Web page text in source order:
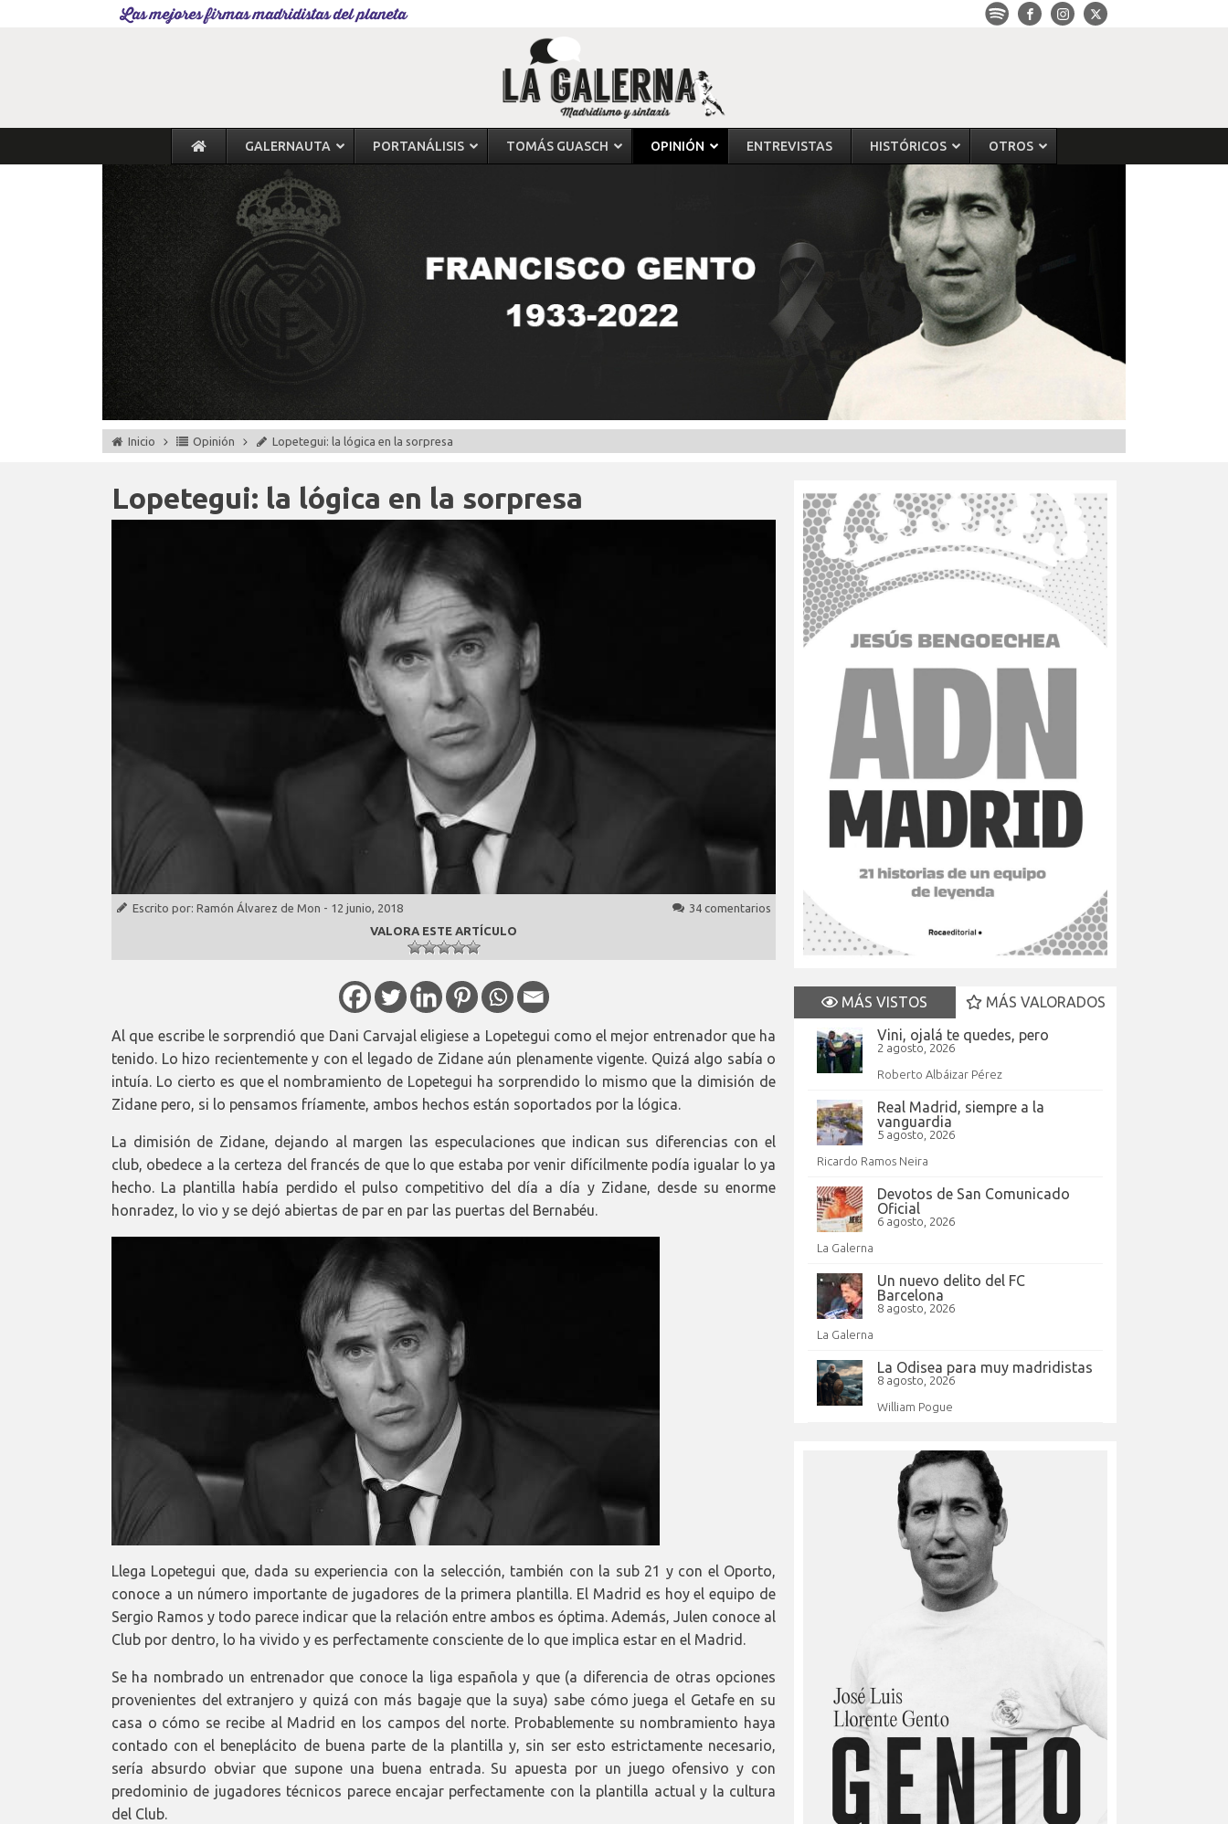
Las mejores firmas madridistas del planeta
GALERNAUTA PORTANÁLISIS TOMÁS GUASCH OPINIÓN ENTREVISTAS HISTÓRICOS OTROS
Inicio Opinión Lopetegui: la lógica en la sorpresa
Lopetegui: la lógica en la sorpresa
Escrito por: Ramón Álvarez de Mon - 12 junio, 2018
34 comentarios
VALORA ESTE ARTÍCULO
Al que escribe le sorprendió que Dani Carvajal eligiese a Lopetegui como el mejor entrenador que ha
tenido. Lo hizo recientemente y con el legado de Zidane aún plenamente vigente. Quizá algo sabía o
intuía. Lo cierto es que el nombramiento de Lopetegui ha sorprendido lo mismo que la dimisión de
Zidane pero, si lo pensamos fríamente, ambos hechos están soportados por la lógica.
La dimisión de Zidane, dejando al margen las especulaciones que indican sus diferencias con el
club, obedece a la certeza del francés de que lo que estaba por venir difícilmente podía igualar lo ya
hecho. La plantilla había perdido el pulso competitivo del día a día y Zidane, desde su enorme
honradez, lo vio y se dejó abiertas de par en par las puertas del Bernabéu.
Llega Lopetegui que, dada su experiencia con la selección, también con la sub 21 y con el Oporto,
conoce a un número importante de jugadores de la primera plantilla. El Madrid es hoy el equipo de
Sergio Ramos y todo parece indicar que la relación entre ambos es óptima. Además, Julen conoce al
Club por dentro, lo ha vivido y es perfectamente consciente de lo que implica estar en el Madrid.
Se ha nombrado un entrenador que conoce la liga española y que (a diferencia de otras opciones
provenientes del extranjero y quizá con más bagaje que la suya) sabe cómo juega el Getafe en su
casa o cómo se recibe al Madrid en los campos del norte. Probablemente su nombramiento haya
contado con el beneplácito de buena parte de la plantilla y, sin ser esto estrictamente necesario,
sería absurdo obviar que supone una buena entrada. Su apuesta por un juego ofensivo y con
predominio de jugadores técnicos parece encajar perfectamente con la plantilla actual y la cultura
del Club.
MÁS VISTOS
MÁS VALORADOS
Vini, ojalá te quedes, pero
2 agosto, 2026
Roberto Albáizar Pérez
Real Madrid, siempre a la
vanguardia
5 agosto, 2026
Ricardo Ramos Neira
Devotos de San Comunicado
Oficial
6 agosto, 2026
La Galerna
Un nuevo delito del FC
Barcelona
8 agosto, 2026
La Galerna
La Odisea para muy madridistas
8 agosto, 2026
William Pogue